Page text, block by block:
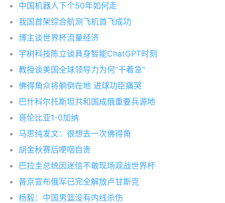
中国机器人下个50年如何走
我国首架综合航测飞机首飞成功
博主谈世界杯流量经济
宇树科技陈立谈具身智能ChatGPT时刻
教授谈美国全球领导力为何“干着急”
佛得角众将躺倒在地 进球功臣痛哭
巴什科尔托斯坦共和国成俄重要兵源地
哥伦比亚1-0加纳
马思纯发文：很想去一次佛得角
胡金秋赛后哽咽自责
巴拉圭总统因迷信不敢现场观战世界杯
普京宣布俄军已完全解放卢甘斯克
杨毅：中国男篮没有内线杀伤